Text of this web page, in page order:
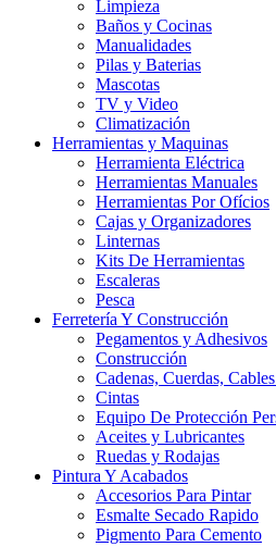
Limpieza
Baños y Cocinas
Manualidades
Pilas y Baterias
Mascotas
TV y Video
Climatización
Herramientas y Maquinas
Herramienta Eléctrica
Herramientas Manuales
Herramientas Por Ofícios
Cajas y Organizadores
Linternas
Kits De Herramientas
Escaleras
Pesca
Ferretería Y Construcción
Pegamentos y Adhesivos
Construcción
Cadenas, Cuerdas,
Cintas
Equipo De Protección
Aceites y Lubricantes
Ruedas y Rodajas
Pintura Y Acabados
Accesorios Para Pintar
Esmalte Secado Rapido
Pigmento Para Cemento